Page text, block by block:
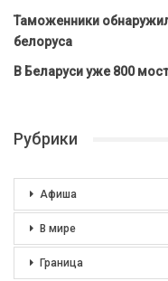
Таможенники
белоруса
В Беларуси уже 800
Рубрики
Афиша
В мире
Граница